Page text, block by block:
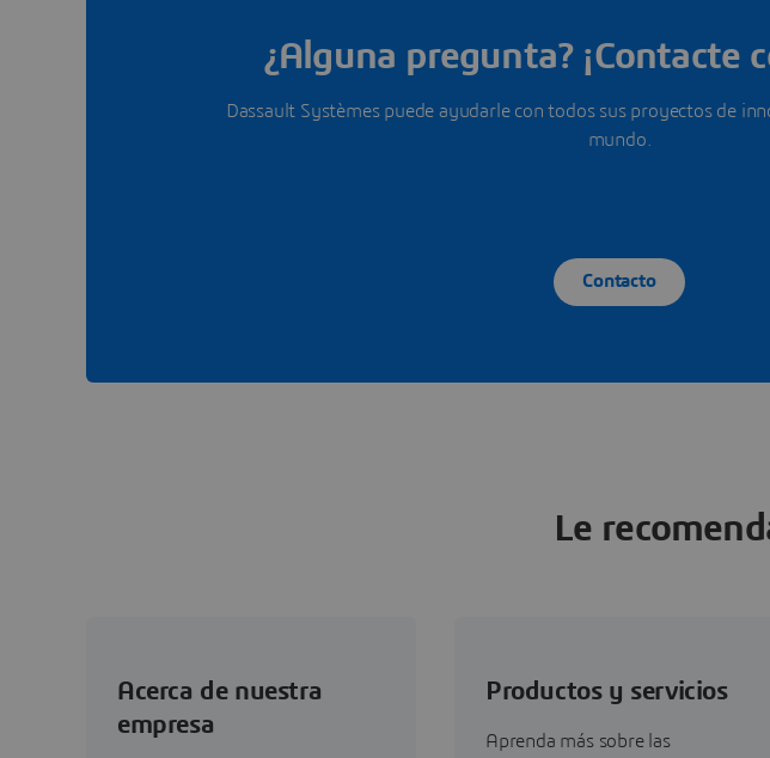
¿Alguna pregunta? ¡Contacte
Dassault Systèmes puede ayudarle con todos sus proyectos de
mundo.
Contacto
Le
Acerca de nuestra
empresa
Productos y servicios
Aprenda más sobre las